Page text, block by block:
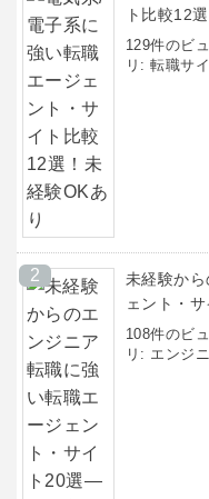
ト比較12
129件のビ
リ:転職サ
未経験か
ェント・
108件のビ
リ: エンジ